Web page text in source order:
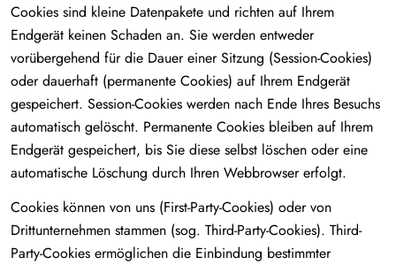
Cookies sind kleine Datenpakete und richten auf Ihrem
Endgerät keinen Schaden an. Sie werden entweder
vorübergehend für die Dauer einer Sitzung (Session-Cookies)
oder dauerhaft (permanente Cookies) auf Ihrem Endgerät
gespeichert. Session-Cookies werden nach Ende Ihres Besuchs
automatisch gelöscht. Permanente Cookies bleiben auf Ihrem
Endgerät gespeichert, bis Sie diese selbst löschen oder eine
automatische Löschung durch Ihren Webbrowser erfolgt.
Cookies können von uns (First-Party-Cookies) oder von
Drittunternehmen stammen (sog. Third-Party-Cookies). Third-
Party-Cookies ermöglichen die Einbindung bestimmter